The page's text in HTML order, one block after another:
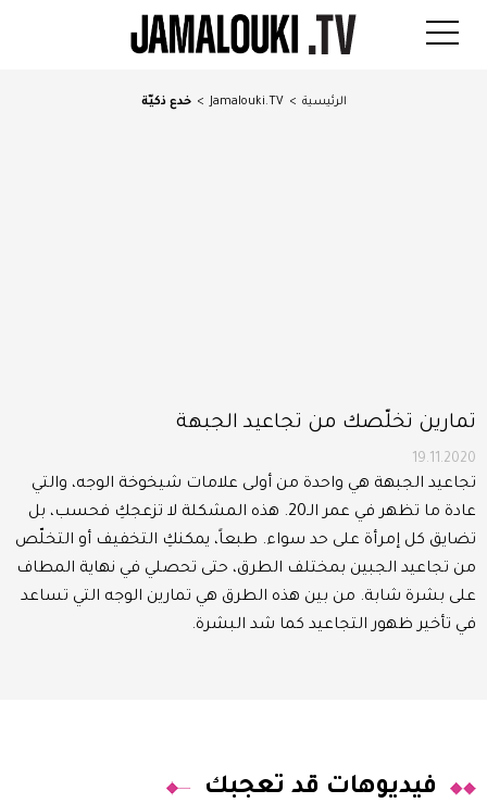
الرئيسية >
Jamalouki.TV
> خدع ذكيّة
تمارين تخلّصك من تجاعيد الجبهة
19.11.2020
تجاعيد الجبهة هي واحدة من أولى علامات شيخوخة الوجه، والتي
عادة ما تظهر في عمر الـ20. هذه المشكلة لا تزعجكِ فحسب، بل
تضايق كل إمرأة على حد سواء. طبعاً، يمكنكِ التخفيف أو التخلّص
من تجاعيد الجبين بمختلف الطرق، حتى تحصلي في نهاية المطاف
على بشرة شابة. من بين هذه الطرق هي تمارين الوجه التي تساعد
في تأخير ظهور التجاعيد كما شد البشرة.
فيديوهات قد تعجبك